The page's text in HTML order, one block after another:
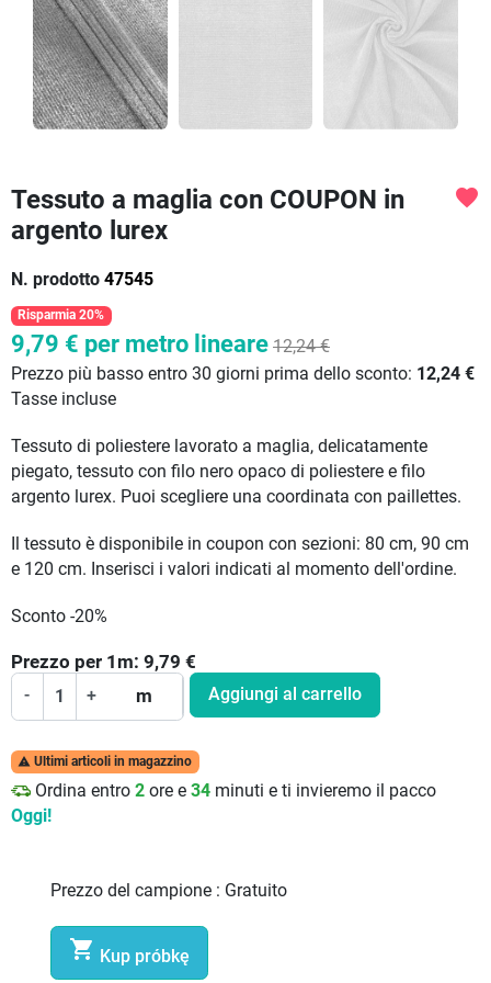
Tessuto a maglia con COUPON in
argento lurex
N. prodotto 47545
favorite
Risparmia 20%
9,79 € per metro lineare 12,24 €
Prezzo più basso entro 30 giorni prima dello sconto: 12,24 €
Tasse incluse
Tessuto di poliestere lavorato a maglia, delicatamente
piegato, tessuto con filo nero opaco di poliestere e filo
argento lurex. Puoi scegliere una coordinata con paillettes.
Il tessuto è disponibile in coupon con sezioni: 80 cm, 90 cm
e 120 cm. Inserisci i valori indicati al momento dell'ordine.
Sconto -20%
Prezzo per 1 m: 9,79 €
- + m Aggiungi al carrello
 Ultimi articoli in magazzino
Ordina entro 2 ore e 34 minuti e ti invieremo il pacco
Oggi!
Prezzo del campione : Gratuito
 Kup próbkę